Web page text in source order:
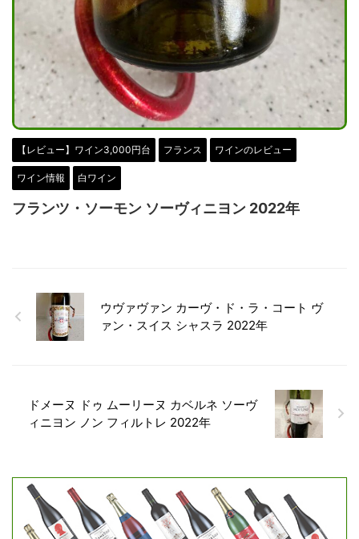
【レビュー】ワイン3,000円台 フランス ワインのレビュー
ワイン情報 白ワイン
フランツ・ソーモン ソーヴィニヨン 2022年
ウヴァヴァン カーヴ・ド・ラ・コート ヴ
ァン・スイス シャスラ 2022年
ドメーヌ ドゥ ムーリーヌ カベルネ ソーヴ
ィニヨン ノン フィルトレ 2022年